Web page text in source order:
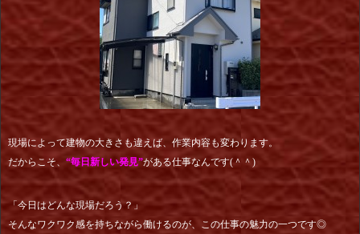
現場によって建物の大きさも違えば、作業内容も変わります。
だからこそ、 “毎日新しい発見”がある仕事なんです(＾＾)
「今日はどんな現場だろう？」
そんなワクワク感を持ちながら働けるのが、この仕事の魅力の一つです◎